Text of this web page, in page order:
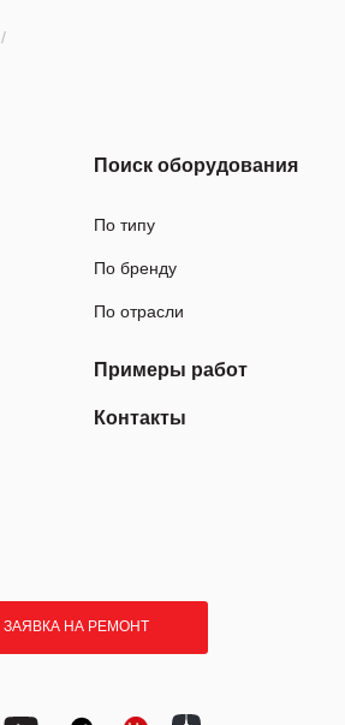
/
Поиск оборудования
По типу
По бренду
По отрасли
Примеры работ
Контакты
ЗАЯВКА НА РЕМОНТ